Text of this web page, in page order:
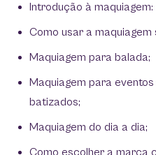
Introdução à
Como usar a maquiagem
Maquiagem para balada;
Maquiagem para
batizados;
Maquiagem do dia a dia;